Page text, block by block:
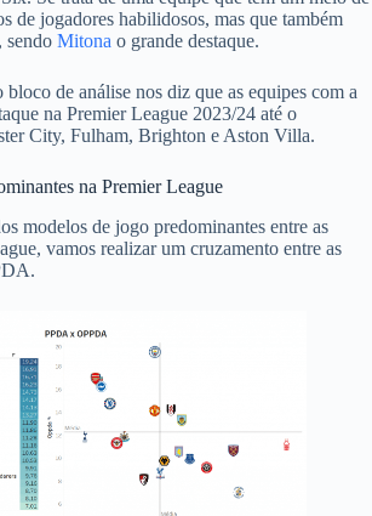
de jogadores habilidosos, mas que também
sendo Mitona o grande destaque.
bloco de análise nos diz que as equipes com a
na Premier League 2023/24 até o
City, Fulham, Brighton e Aston Villa.
na Premier League
modelos de jogo predominantes entre as
vamos realizar um cruzamento entre as